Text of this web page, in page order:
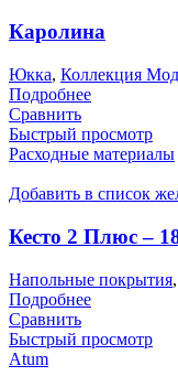
Каролина
Юкка, Коллекция
Подробнее
Сравнить
Быстрый просмотр
Расходные материалы
Добавить в список
Кесто 2 Плюс –
Напольные покрытия,
Подробнее
Сравнить
Быстрый просмотр
Atum